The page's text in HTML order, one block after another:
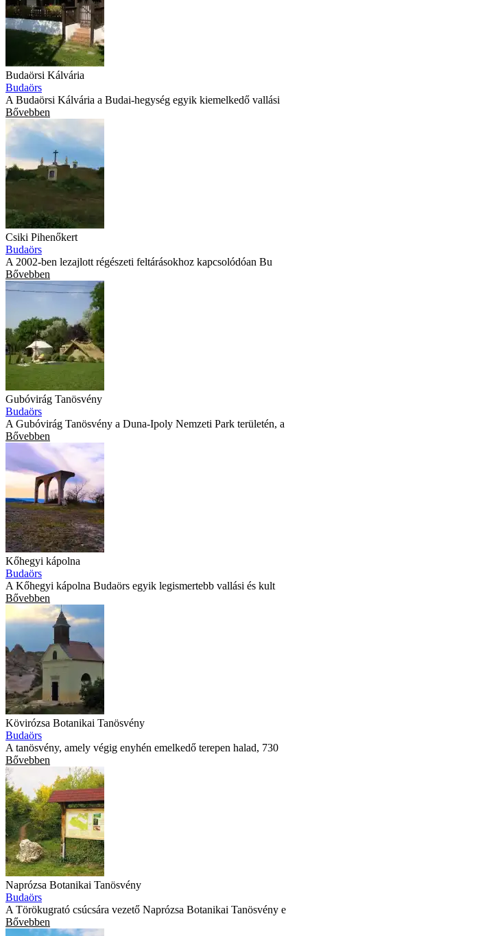
Budaörsi Kálvária
Budaörs
A Budaörsi Kálvária a Budai-hegység egyik kiemelkedő vallási
Bővebben
Csiki Pihenőkert
Budaörs
A 2002-ben lezajlott régészeti feltárásokhoz kapcsolódóan Bu
Bővebben
Gubóvirág Tanösvény
Budaörs
A Gubóvirág Tanösvény a Duna-Ipoly Nemzeti Park területén, a
Bővebben
Kőhegyi kápolna
Budaörs
A Kőhegyi kápolna Budaörs egyik legismertebb vallási és kult
Bővebben
Kövirózsa Botanikai Tanösvény
Budaörs
A tanösvény, amely végig enyhén emelkedő terepen halad, 730
Bővebben
Naprózsa Botanikai Tanösvény
Budaörs
A Törökugrató csúcsára vezető Naprózsa Botanikai Tanösvény e
Bővebben